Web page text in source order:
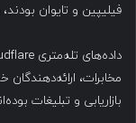
فیلیپین و تایوان
مخابرات، ارائه‌دهندگان
بازاریابی و تبلیغات